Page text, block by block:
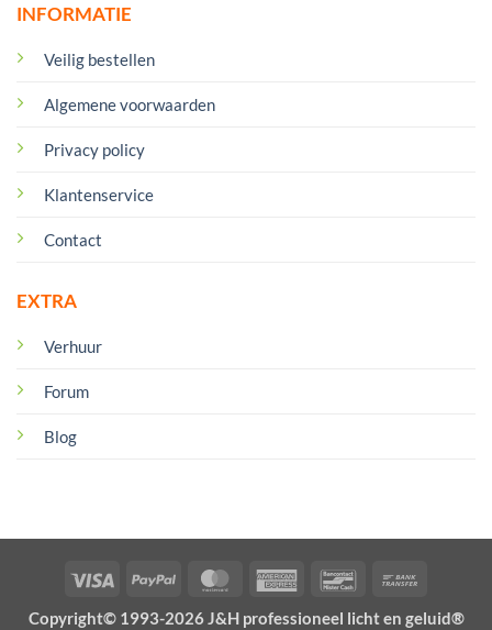
INFORMATIE
Veilig bestellen
Algemene voorwaarden
Privacy policy
Klantenservice
Contact
EXTRA
Verhuur
Forum
Blog
Visa PayPal MasterCardAmerican
Bancontact
Copyright© 1993-2026 J&H professioneel licht en geluid®